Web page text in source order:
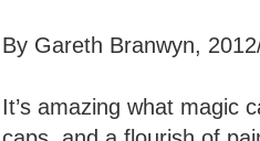
By Gareth Branwyn,
It’s amazing what magic